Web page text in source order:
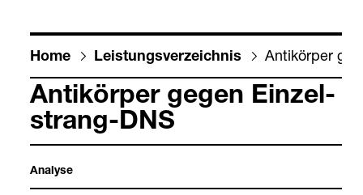
Home Leis­tungs­ver­zeich­nis Anti­kör­per
Anti­kör­per gegen Ein­zel­
strang-​DNS
Ana­lyse